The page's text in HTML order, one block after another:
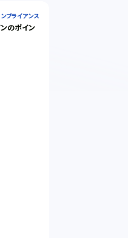
プライアンス
のポイン